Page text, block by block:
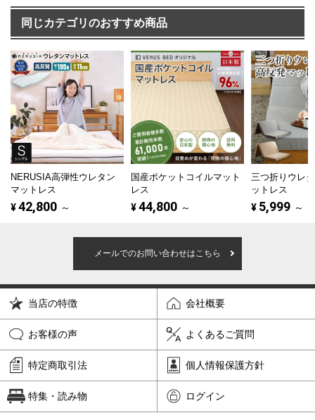
同じカテゴリのおすすめ商品
NERUSIA高弾性ウレタン
マットレス
¥42,800 ～
国産ポケットコイルマット
レス
¥44,800 ～
三つ折りウレ
ットレス
¥ 5,999 ～
メールでのお問い合わせはこちら
当店の特徴 会社概要
お客様の声 よくあるご質問
特定商取引法 個人情報保護方針
特集・読み物 ログイン